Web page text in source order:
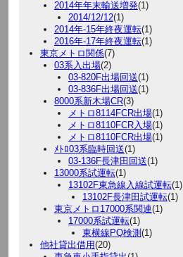
2014年年末輸送増発(1)
2014/12/12(1)
2014年-15年終夜運転(1)
2016年-17年終夜運転(1)
東京メトロ関係(7)
03系入出場(2)
03-820F出場回送(1)
03-836F出場回送(1)
8000系新木場CR(3)
メトロ8114FCR出場(1)
メトロ8110FCR入場(1)
メトロ8110FCR出場(1)
ﾒﾄﾛ03系臨時回送(1)
03-136F長津田回送(1)
13000系試運転(1)
13102F東急線入線試運転(1)
13102F長津田試運転(1)
東京メトロ17000系関連(1)
17000系試運転(1)
東横線PQ検測 (1)
他社貸出借用(20)